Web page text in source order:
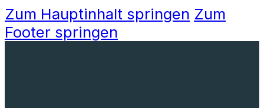
Zum Hauptinhalt springen Zum
Footer springen